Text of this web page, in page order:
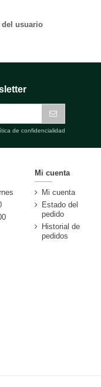
usuario
de confidencialidad
Mi cuenta
Mi cuenta
Estado del
pedido
Historial de
pedidos